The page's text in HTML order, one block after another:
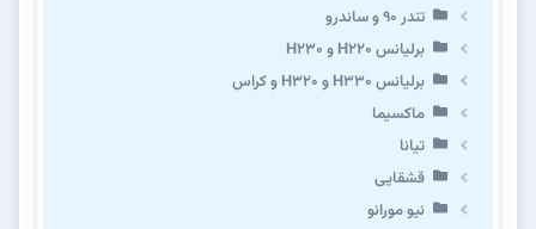
تندر ۹۰ و ساندرو
برلیانس H220 و H230
برلیانس H330 و H320 و کراس
ماکسیما
تیانا
قشقایی
نیو مورانو